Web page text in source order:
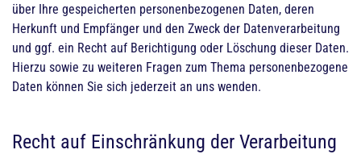
über Ihre gespeicherten personenbezogenen Daten, deren
Herkunft und Empfänger und den Zweck der Datenverarbeitung
und ggf. ein Recht auf Berichtigung oder Löschung dieser Daten.
Hierzu sowie zu weiteren Fragen zum Thema personenbezogene
Daten können Sie sich jederzeit an uns wenden.
Recht auf Einschränkung der Verarbeitung